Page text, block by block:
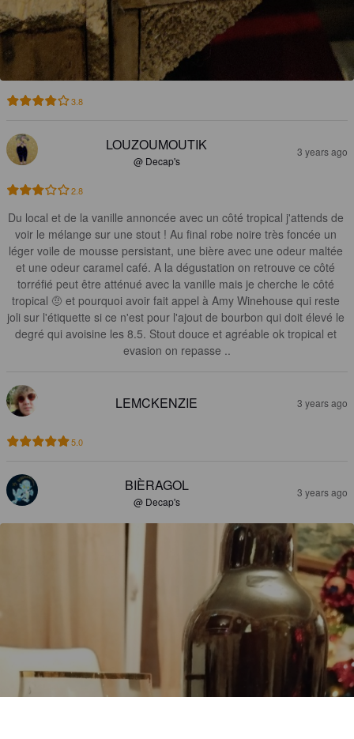
3.8
LOUZOUMOUTIK
@ Decap's
3 years ago
2.8
Du local et de la vanille annoncée avec un côté tropical j'attends de
voir le mélange sur une stout ! Au final robe noire très foncée un
léger voile de mousse persistant, une bière avec une odeur maltée
et une odeur caramel café. A la dégustation on retrouve ce côté
torréfié peut être atténué avec la vanille mais je cherche le côté
tropical 🤨 et pourquoi avoir fait appel à Amy Winehouse qui reste
joli sur l'étiquette si ce n'est pour l'ajout de bourbon qui doit élevé le
degré qui avoisine les 8.5. Stout douce et agréable ok tropical et
evasion on repasse ..
LEMCKENZIE 3 years ago
5.0
BIÈRAGOL
@ Decap's
3 years ago